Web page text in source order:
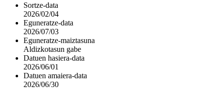
Sortze-data
2026/02/04
Eguneratze-data
2026/07/03
Eguneratze-maiztasuna
Aldizkotasun gabe
Datuen hasiera-data
2026/06/01
Datuen amaiera-data
2026/06/30